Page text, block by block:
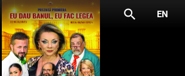
search EN